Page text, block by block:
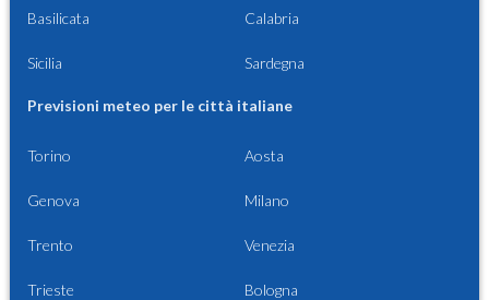
Basilicata Calabria
Sicilia Sardegna
Previsioni meteo per le città italiane
Torino Aosta
Genova Milano
Trento Venezia
Trieste Bologna